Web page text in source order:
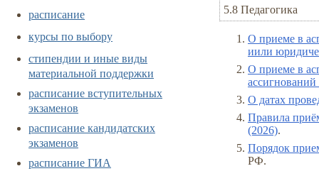
расписание
курсы по выбору
стипендии и иные виды
материальной поддержки
расписание вступительных
экзаменов
расписание кандидатских
экзаменов
расписание ГИА
5.8 Педагогика
О приеме в
иили
О приеме в
О датах
Правила
(2026).
Порядок
РФ.